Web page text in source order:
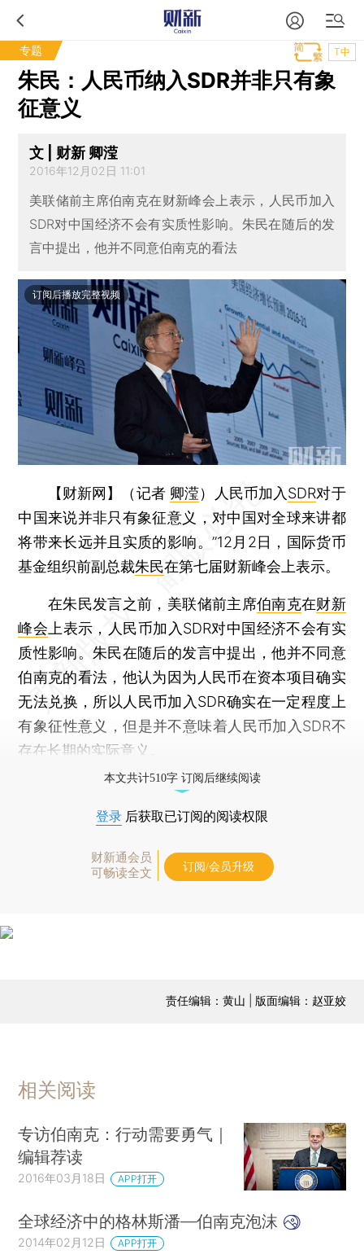
专题 T中
朱民：人民币纳入SDR并非只有象
征意义
文 | 财新 卿滢
2016年12月02日 11:01
美联储前主席伯南克在财新峰会上表示，人民币加入
SDR对中国经济不会有实质性影响。朱民在随后的发
言中提出，他并不同意伯南克的看法
订阅后播放完整视频
【财新网】（记者 卿滢） 人民币加入 SDR对于
中国来说并非只有象征意义，对中国对全球来讲都
将带来长远并且实质的影响。”12月2日，国际货币
基金组织前副总裁朱民在第七届财新峰会上表示。
在朱民发言之前，美联储前主席伯南克在财新
峰会 上表示，人民币加入SDR对中国经济不会有实
质性影响。朱民在随后的发言中提出，他并不同意
伯南克的看法，他认为因为人民币在资本项目确实
无法兑换，所以人民币加入SDR确实在一定程度上
有象征性意义，但是并不意味着人民币加入SDR不
存在长期的实际意义。
本文共计510字 订阅后继续阅读
登录 后获取已订阅的阅读权限
财新通会员
可畅读全文
订阅/会员升级
责任编辑：黄山 | 版面编辑：赵亚姣
相关阅读
专访伯南克：行动需要勇气｜
编辑荐读
2016年03月18日 APP打开
全球经济中的格林斯潘—伯南克泡沫
2014年02月12日 APP打开